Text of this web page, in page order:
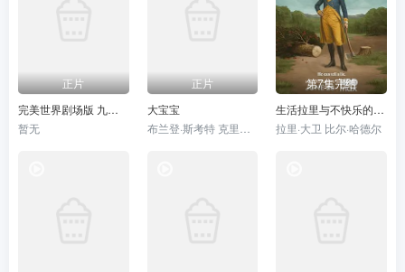
正片
完美世界剧场版 九劫焚天
暂无
正片
大宝宝
第7集完结
生活拉里与不快乐的追求 一部美国史
拉里·大卫 比尔·哈德尔